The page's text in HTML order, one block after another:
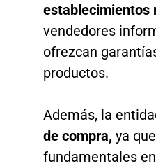
establecimientos
vendedores
ofrezcan
productos.
Además, la
de compra, ya
fundamentales